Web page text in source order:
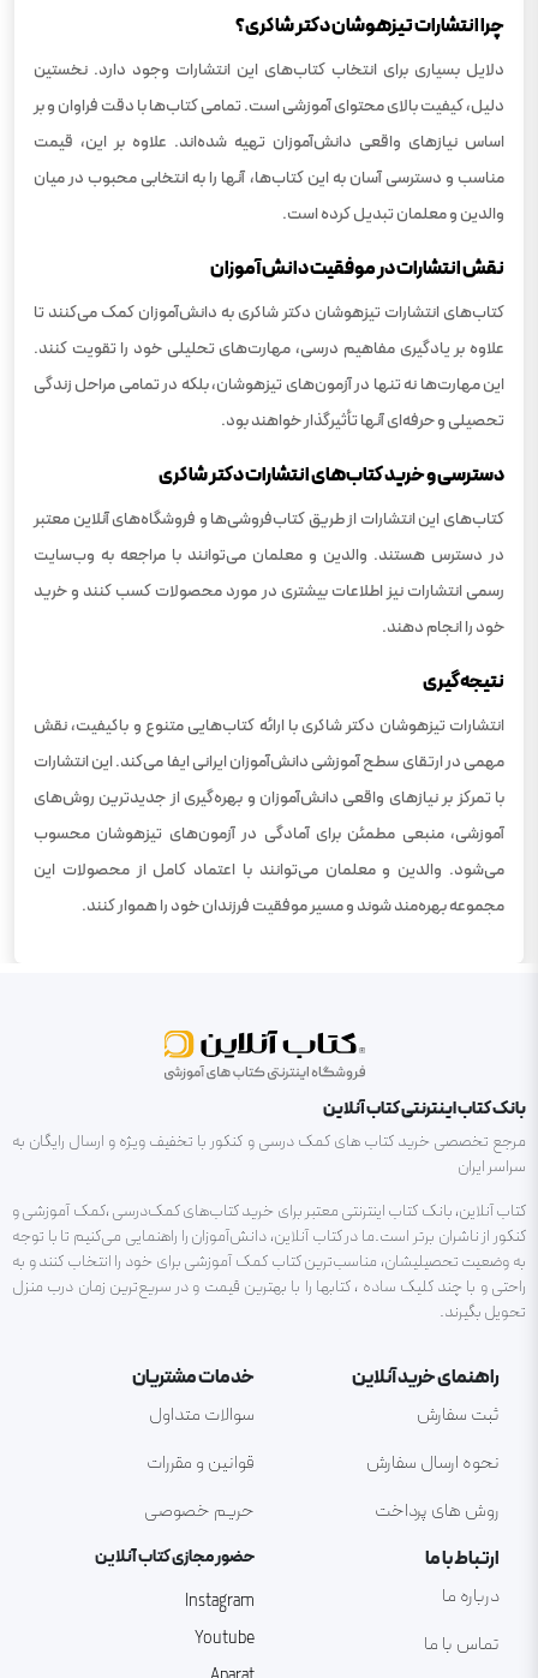
چرا انتشارات تیزهوشان دکتر شاکری؟
دلایل بسیاری برای انتخاب کتاب‌های این انتشارات وجود دارد. نخستین
دلیل، کیفیت بالای محتوای آموزشی است. تمامی کتاب‌ها با دقت فراوان و بر
اساس نیازهای واقعی دانش‌آموزان تهیه شده‌اند. علاوه بر این، قیمت
مناسب و دسترسی آسان به این کتاب‌ها، آنها را به انتخابی محبوب در میان
والدین و معلمان تبدیل کرده است.
نقش انتشارات در موفقیت دانش‌آموزان
کتاب‌های انتشارات تیزهوشان دکتر شاکری به دانش‌آموزان کمک می‌کنند تا
علاوه بر یادگیری مفاهیم درسی، مهارت‌های تحلیلی خود را تقویت کنند.
این مهارت‌ها نه تنها در آزمون‌های تیزهوشان، بلکه در تمامی مراحل زندگی
تحصیلی و حرفه‌ای آنها تأثیرگذار خواهند بود.
دسترسی و خرید کتاب‌های انتشارات دکتر شاکری
کتاب‌های این انتشارات از طریق کتاب‌فروشی‌ها و فروشگاه‌های آنلاین معتبر
در دسترس هستند. والدین و معلمان می‌توانند با مراجعه به وب‌سایت
رسمی انتشارات نیز اطلاعات بیشتری در مورد محصولات کسب کنند و خرید
خود را انجام دهند.
نتیجه‌گیری
انتشارات تیزهوشان دکتر شاکری با ارائه کتاب‌هایی متنوع و باکیفیت، نقش
مهمی در ارتقای سطح آموزشی دانش‌آموزان ایرانی ایفا می‌کند. این انتشارات
با تمرکز بر نیازهای واقعی دانش‌آموزان و بهره‌گیری از جدیدترین روش‌های
آموزشی، منبعی مطمئن برای آمادگی در آزمون‌های تیزهوشان محسوب
می‌شود. والدین و معلمان می‌توانند با اعتماد کامل از محصولات این
مجموعه بهره‌مند شوند و مسیر موفقیت فرزندان خود را هموار کنند.
بانک کتاب اینترنتی کتاب آنلاین
مرجع تخصصی خرید کتاب های کمک درسی و کنکور با تخفیف ویژه و ارسال رایگان به
سراسر ایران
کتاب آنلاین، بانک کتاب اینترنتی معتبر برای خرید کتاب‌های کمک‌درسی ،کمک آموزشی و
کنکور از ناشران برتر است.ما در کتاب آنلاین، دانش‌آموزان را راهنمایی می‌کنیم تا با توجه
به وضعیت تحصیلیشان، مناسب‌ترین کتاب کمک آموزشی برای خود را انتخاب کنند و به
راحتی و با چند کلیک ساده ، کتابها را با بهترین قیمت و در سریع‌ترین زمان درب منزل
تحویل بگیرند.
راهنمای خرید آنلاین
ثبت سفارش
نحوه ارسال سفارش
روش های پرداخت
خدمات مشتریان
سوالات متداول
قوانین و مقررات
حریم خصوصی
ارتباط با ما
درباره ما
تماس با ما
حضور مجازی کتاب آنلاین
Instagram
Youtube